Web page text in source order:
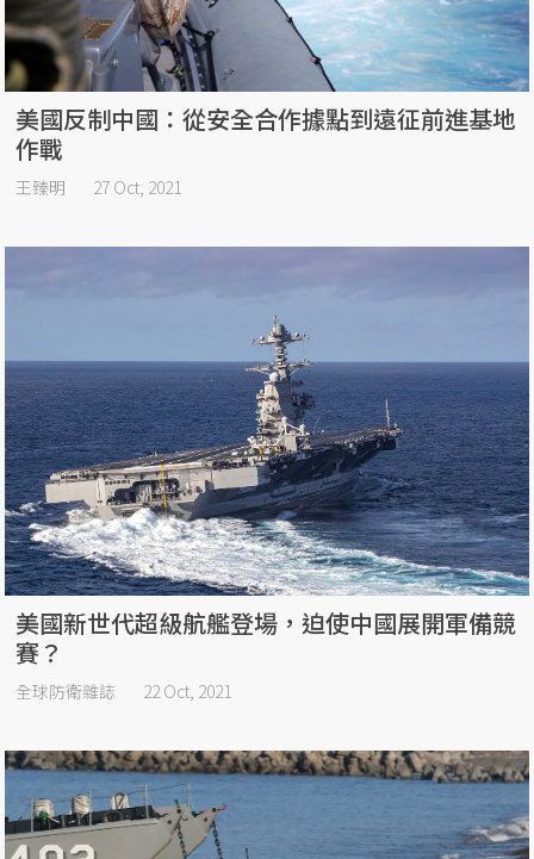
美國反制中國：從安全合作據點到遠征前進基地
作戰
王臻明 27 Oct, 2021
美國新世代超級航艦登場，迫使中國展開軍備競
賽？
全球防衛雜誌 22 Oct, 2021